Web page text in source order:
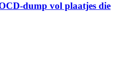
dump vol plaatjes die